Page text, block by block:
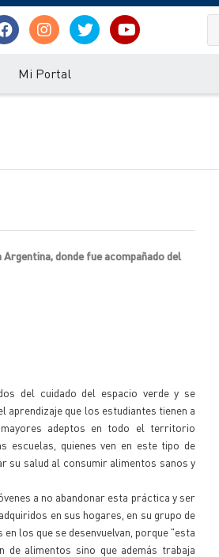
Mi Portal
donde fue acompañado del
del cuidado del espacio verde y se
que los estudiantes tienen a
adeptos en todo el territorio
escuelas, quienes ven en este tipo de
su salud al consumir alimentos sanos y
a no abandonar esta práctica y ser
en sus hogares, en su grupo de
los que se desenvuelvan, porque "esta
de alimentos sino que además trabaja